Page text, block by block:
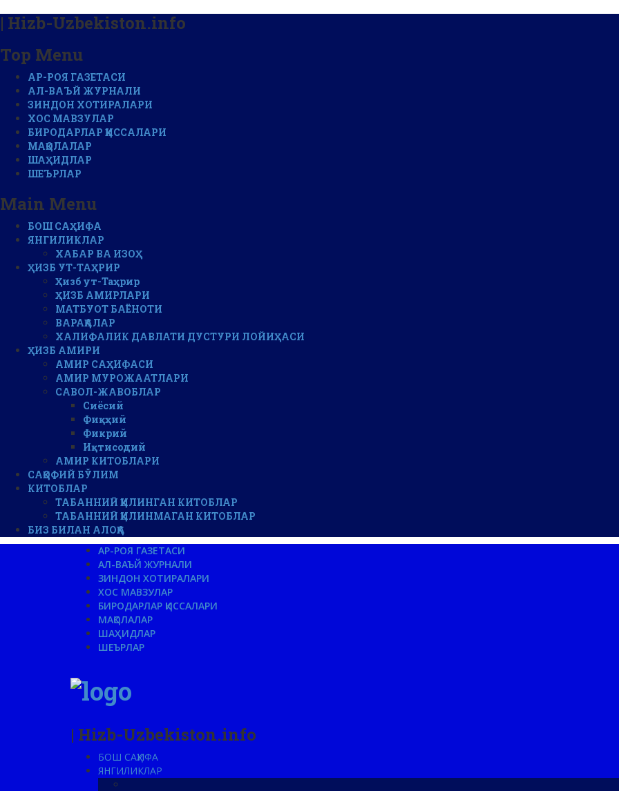
| Hizb-Uzbekiston.info
Top Menu
АР-РОЯ ГАЗЕТАСИ
АЛ-ВАЪЙ ЖУРНАЛИ
ЗИНДОН ХОТИРАЛАРИ
ХОС МАВЗУЛАР
БИРОДАРЛАР ҚИССАЛАРИ
МАҚОЛАЛАР
ШАҲИДЛАР
ШЕЪРЛАР
Main Menu
БОШ САҲИФА
ЯНГИЛИКЛАР
ХАБАР ВА ИЗОҲ
ҲИЗБ УТ-ТАҲРИР
Ҳизб ут-Таҳрир
ҲИЗБ АМИРЛАРИ
МАТБУОТ БАЁНОТИ
ВАРАҚАЛАР
ХАЛИФАЛИК ДАВЛАТИ ДУСТУРИ ЛОЙИҲАСИ
ҲИЗБ АМИРИ
АМИР САҲИФАСИ
АМИР МУРОЖААТЛАРИ
САВОЛ-ЖАВОБЛАР
Сиёсий
Фиқҳий
Фикрий
Иқтисодий
АМИР КИТОБЛАРИ
САҚОФИЙ БЎЛИМ
КИТОБЛАР
ТАБАННИЙ ҚИЛИНГАН КИТОБЛАР
ТАБАННИЙ ҚИЛИНМАГАН КИТОБЛАР
БИЗ БИЛАН АЛОҚА
АР-РОЯ ГАЗЕТАСИ
АЛ-ВАЪЙ ЖУРНАЛИ
ЗИНДОН ХОТИРАЛАРИ
ХОС МАВЗУЛАР
БИРОДАРЛАР ҚИССАЛАРИ
МАҚОЛАЛАР
ШАҲИДЛАР
ШЕЪРЛАР
| Hizb-Uzbekiston.info
БОШ САҲИФА
ЯНГИЛИКЛАР